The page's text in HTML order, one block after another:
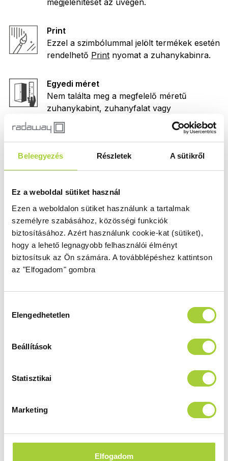
Beleegyezés Részletek A sütikről
Ez a weboldal sütiket használ
Ezen a weboldalon sütiket használunk a tartalmak
személyre szabásához, közösségi funkciók
biztosításához. Azért használunk cookie-kat (sütiket),
hogy a lehető legnagyobb felhasználói élményt
biztosítsuk az Ön számára. A továbblépéshez kattintson
az "Elfogadom" gombra
kiválasztása
Elengedhetetlen
Beállítások
Statisztikai
Marketing
Elfogadom
megjelenítését az üvegen.
Print
Ezzel a szimbólummal jelölt termékek esetén
rendelhető Print nyomat a zuhanykabinra.
Egyedi méret
Nem találta meg a megfelelő méretű
zuhanykabint, zuhanyfalat vagy
kádparavánt? Elkészítjük Önnek a kívánt
méretben! Kérje
egyedi méretre gyártás
szolgáltatásunkat.
Választható fogantyú
lehetővé tettük a fogantyú választását is.
Toldóprofilok
Megmentheti a burkolt fürdőszobáját egy
esetleges módosítástól! Nagy segítség lehet
ott, ahol pár centi toldással megoldható a
beépítés. Ha szükséges akkor a
Az alábbi listában a termék elemeit vagy elérhető
variációit nézheti meg. Egyes kész termék
jelenti, hogy a rendelésnél több termékkód
megadására is szükség lehet. Ha a termék
kiválasztásában segítségre van szüksége,kérjen
segítséget szakértőnktől.